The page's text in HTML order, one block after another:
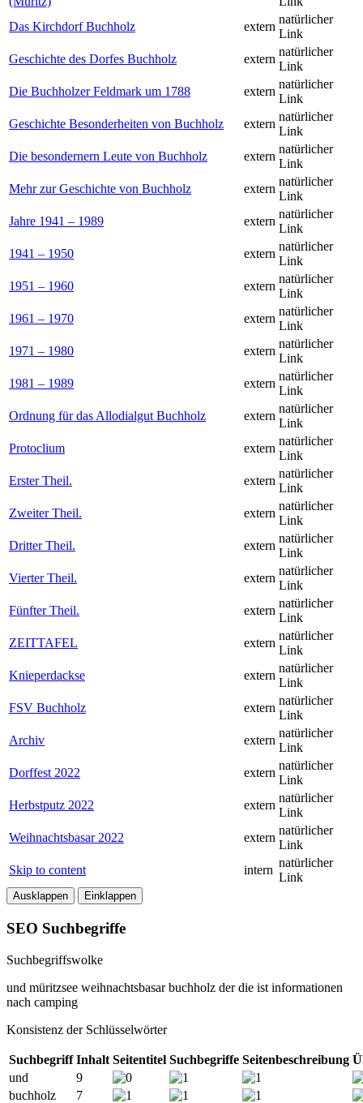
Das Kirchdorf Buchholz
extern
natürlicher
Link
Geschichte des Dorfes Buchholz
extern
natürlicher
Link
Die Buchholzer Feldmark um 1788
extern
natürlicher
Link
Geschichte Besonderheiten von Buchholz
extern
natürlicher
Link
Die besondernern Leute von Buchholz
extern
natürlicher
Link
Mehr zur Geschichte von Buchholz
extern
natürlicher
Link
Jahre 1941 – 1989
extern
natürlicher
Link
1941 – 1950
extern
natürlicher
Link
1951 – 1960
extern
natürlicher
Link
1961 – 1970
extern
natürlicher
Link
1971 – 1980
extern
natürlicher
Link
1981 – 1989
extern
natürlicher
Link
Ordnung für das Allodialgut Buchholz
extern
natürlicher
Link
Protoclium
extern
natürlicher
Link
Erster Theil.
extern
natürlicher
Link
Zweiter Theil.
extern
natürlicher
Link
Dritter Theil.
extern
natürlicher
Link
Vierter Theil.
extern
natürlicher
Link
Fünfter Theil.
extern
natürlicher
Link
ZEITTAFEL
extern
natürlicher
Link
Knieperdackse
extern
natürlicher
Link
FSV Buchholz
extern
natürlicher
Link
Archiv
extern
natürlicher
Link
Dorffest 2022
extern
natürlicher
Link
Herbstputz 2022
extern
natürlicher
Link
Weihnachtsbasar 2022
extern
natürlicher
Link
Skip to content
intern
natürlicher
Link
Ausklappen Einklappen
SEO Suchbegriffe
Suchbegriffswolke
und müritzsee weihnachtsbasar buchholz der die ist informationen
nach camping
Konsistenz der Schlüsselwörter
Suchbegriff Inhalt Seitentitel Suchbegriffe Seitenbeschreibung
und
9
buchholz
7